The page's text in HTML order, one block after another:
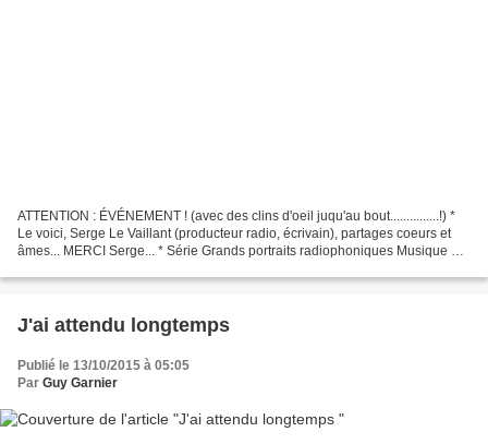
ATTENTION : ÉVÉNEMENT ! (avec des clins d'oeil juqu'au bout...............!) *
Le voici, Serge Le Vaillant (producteur radio, écrivain), partages coeurs et
âmes... MERCI Serge... * Série Grands portraits radiophoniques Musique de
J'ai attendu longtemps
Publié le 13/10/2015 à 05:05
Par Guy Garnier